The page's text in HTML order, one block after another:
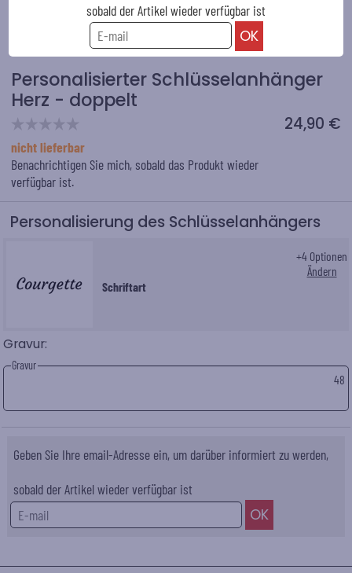
Personalisierter Schlüsselanhänger
Herz - doppelt
24,90 €
nicht lieferbar
Benachrichtigen Sie mich, sobald das Produkt wieder
verfügbar ist.
Personalisierung des Schlüsselanhängers
Schriftart
+4 Optionen
Ändern
Gravur:
Gravur
48
Geben Sie Ihre email-Adresse ein, um darüber informiert zu werden,
sobald der Artikel wieder verfügbar ist
sobald der Artikel wieder verfügbar ist